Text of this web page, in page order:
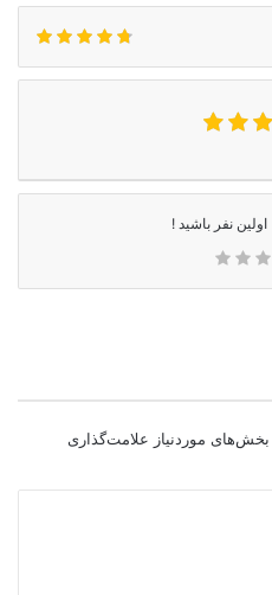
اولین نفر باشید !
بخش‌های موردنیاز علامت‌گذاری